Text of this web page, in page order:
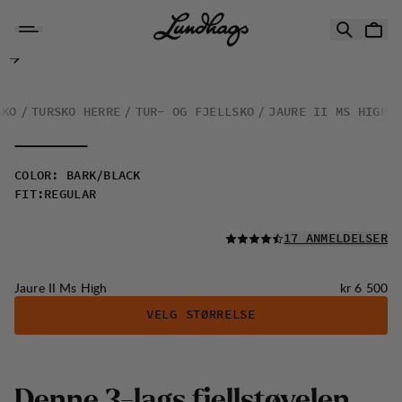
Jaure II Ms High
TURSKO HERRE TUR- OG FJELLSKO JAURE II MS HIGH
COLOR :
BARK/BLACK
FIT: REGULAR
LES ALLE
17 ANMELDELSER
Jaure II Ms High Pris:
kr 6 500
VELG STØRRELSE